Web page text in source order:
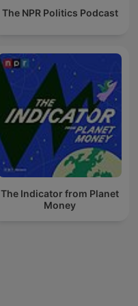
The NPR Politics Podcast
The Indicator from Planet
Money